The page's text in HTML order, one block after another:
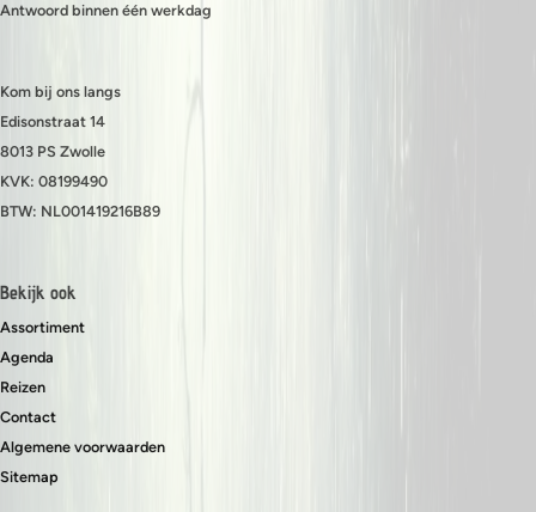
Antwoord binnen één werkdag
Kom bij ons langs
Edisonstraat 14
8013 PS Zwolle
KVK: 08199490
BTW: NL001419216B89
Bekijk ook
Assortiment
Agenda
Reizen
Contact
Algemene voorwaarden
Sitemap